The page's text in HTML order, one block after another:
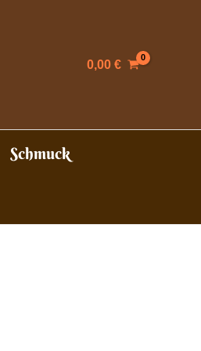
0,00 €
Schmuck